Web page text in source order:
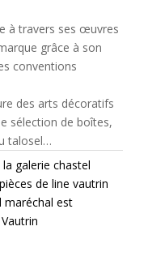
à travers ses œuvres
grâce à son
conventions
des arts décoratifs
sélection de boîtes,
talosel…
la galerie chastel
de line vautrin
maréchal est